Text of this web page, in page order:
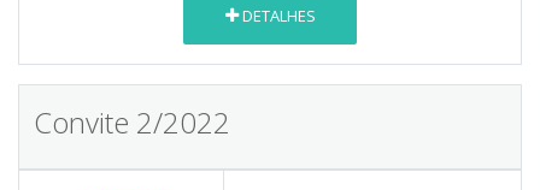
DETALHES
Convite 2/2022